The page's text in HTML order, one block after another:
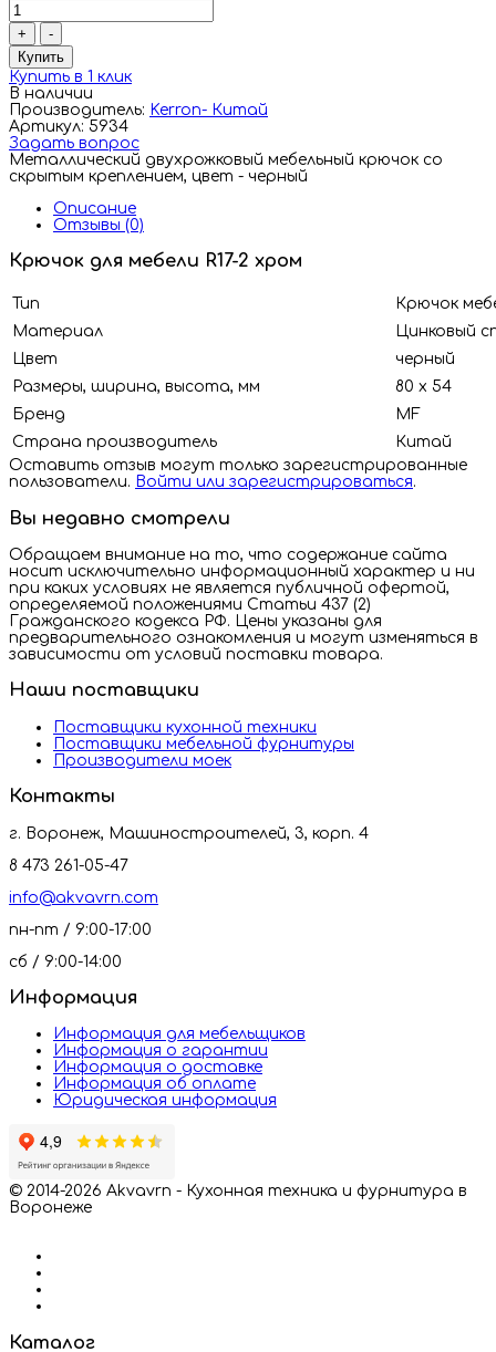
+
-
Купить
Купить в 1 клик
В наличии
Производитель: Kerron- Китай
Артикул: 5934
Задать вопрос
Металлический двухрожковый мебельный крючок со
скрытым креплением, цвет - черный
Описание
Отзывы (0)
Крючок для мебели R17-2 хром
Тип
Крючок
Материал
Цинковый
Цвет
черный
Размеры, ширина, высота, мм
80 х 54
Бренд
MF
Страна производитель
Китай
Оставить отзыв могут только зарегистрированные
пользователи. Войти или зарегистрироваться.
Вы недавно смотрели
Обращаем внимание на то, что содержание сайта
носит исключительно информационный характер и ни
при каких условиях не является публичной офертой,
определяемой положениями Статьи 437 (2)
Гражданского кодекса РФ. Цены указаны для
предварительного ознакомления и могут изменяться в
зависимости от условий поставки товара.
Наши поставщики
Поставщики кухонной техники
Поставщики мебельной фурнитуры
Производители моек
Контакты
г. Воронеж, Машиностроителей, 3, корп. 4
8 473 261-05-47
info@akvavrn.com
пн-пт / 9:00-17:00
сб / 9:00-14:00
Информация
Информация для мебельщиков
Информация о гарантии
Информация о доставке
Информация об оплате
Юридическая информация
© 2014-2026 Akvavrn - Кухонная техника и фурнитура в
Воронеже
Каталог